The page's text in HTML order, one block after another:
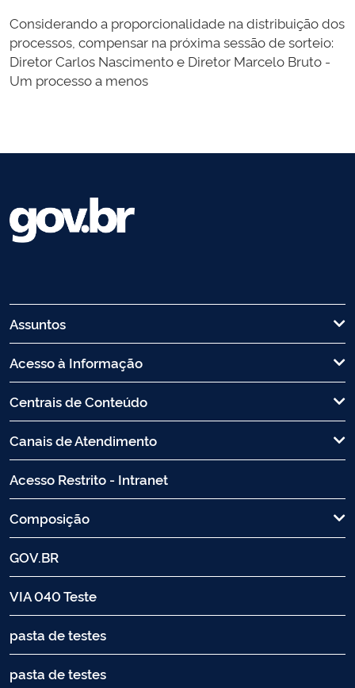
Considerando a proporcionalidade na distribuição dos
processos, compensar na próxima sessão de sorteio:
Diretor Carlos Nascimento e Diretor Marcelo Bruto -
Um processo a menos
Assuntos
Acesso à Informação
Centrais de Conteúdo
Canais de Atendimento
Acesso Restrito - Intranet
Composição
GOV.BR
VIA 040 Teste
pasta de testes
pasta de testes